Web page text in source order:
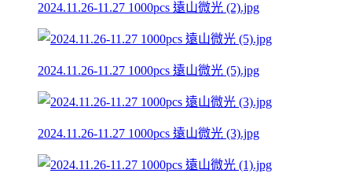
2024.11.26-11.27 1000pcs 遠山微光 (2).jpg
2024.11.26-11.27 1000pcs 遠山微光 (5).jpg
2024.11.26-11.27 1000pcs 遠山微光 (3).jpg